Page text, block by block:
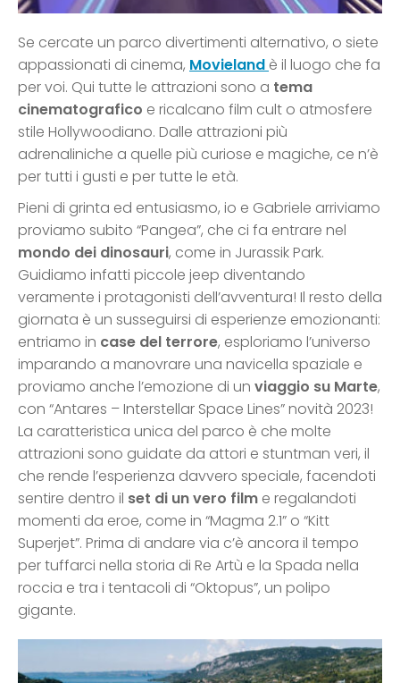
Se cercate un parco divertimenti alternativo, o siete
appassionati di cinema, Movieland è il luogo che fa
per voi. Qui tutte le attrazioni sono a tema
cinematografico e ricalcano film cult o atmosfere
stile Hollywoodiano. Dalle attrazioni più
adrenaliniche a quelle più curiose e magiche, ce n’è
per tutti i gusti e per tutte le età.
Pieni di grinta ed entusiasmo, io e Gabriele arriviamo
proviamo subito “Pangea”, che ci fa entrare nel
mondo dei dinosauri, come in Jurassik Park.
Guidiamo infatti piccole jeep diventando
veramente i protagonisti dell’avventura! Il resto della
giornata è un susseguirsi di esperienze emozionanti:
entriamo in case del terrore, esploriamo l’universo
imparando a manovrare una navicella spaziale e
proviamo anche l’emozione di un viaggio su Marte,
con “Antares – Interstellar Space Lines” novità 2023!
La caratteristica unica del parco è che molte
attrazioni sono guidate da attori e stuntman veri, il
che rende l’esperienza davvero speciale, facendoti
sentire dentro il set di un vero film e regalandoti
momenti da eroe, come in “Magma 2.1” o “Kitt
Superjet”. Prima di andare via c’è ancora il tempo
per tuffarci nella storia di Re Artù e la Spada nella
roccia e tra i tentacoli di “Oktopus”, un polipo
gigante.